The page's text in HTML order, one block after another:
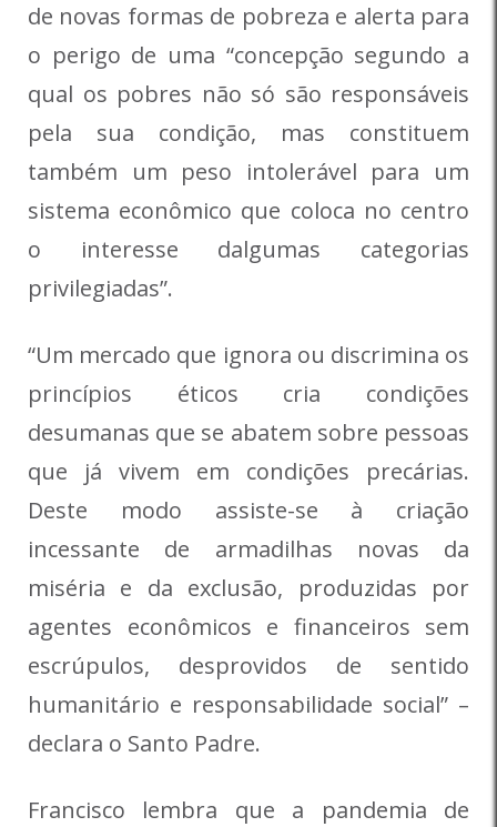
de novas formas de pobreza e alerta para
o perigo de uma “concepção segundo a
qual os pobres não só são responsáveis
pela sua condição, mas constituem
também um peso intolerável para um
sistema econômico que coloca no centro
o interesse dalgumas categorias
privilegiadas”.
“Um mercado que ignora ou discrimina os
princípios éticos cria condições
desumanas que se abatem sobre pessoas
que já vivem em condições precárias.
Deste modo assiste-se à criação
incessante de armadilhas novas da
miséria e da exclusão, produzidas por
agentes econômicos e financeiros sem
escrúpulos, desprovidos de sentido
humanitário e responsabilidade social” –
declara o Santo Padre.
Francisco lembra que a pandemia de